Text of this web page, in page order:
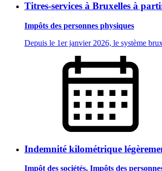
Titres-services à Bruxelles à
Impôts des personnes physiques
Depuis le 1er janvier 2026, le système
Indemnité kilométrique
Impôt des sociétés, Impôts des